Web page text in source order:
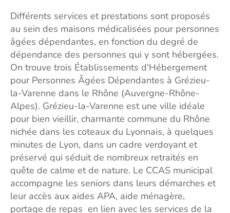
Différents services et prestations sont proposés
au sein des maisons médicalisées pour personnes
âgées dépendantes, en fonction du degré de
dépendance des personnes qui y sont hébergées.
On trouve trois Établissements d'Hébergement
pour Personnes Âgées Dépendantes à Grézieu-
la-Varenne dans le Rhône (Auvergne-Rhône-
Alpes). Grézieu-la-Varenne est une ville idéale
pour bien vieillir, charmante commune du Rhône
nichée dans les coteaux du Lyonnais, à quelques
minutes de Lyon, dans un cadre verdoyant et
préservé qui séduit de nombreux retraités en
quête de calme et de nature. Le CCAS municipal
accompagne les seniors dans leurs démarches et
leur accès aux aides APA, aide ménagère,
portage de repas en lien avec les services de la